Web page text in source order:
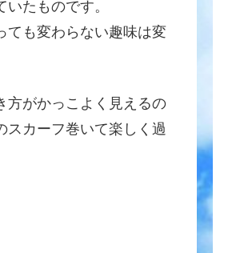
たものです。
ても変わらない趣味は変
方がかっこよく見えるの
スカーフ巻いて楽しく過